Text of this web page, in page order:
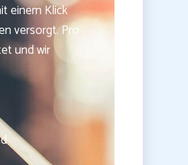
einem Klick
versorgt. Pro
und wir